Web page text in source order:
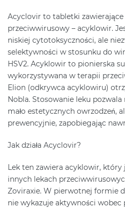
Acyclovir to tabletki
przeciwwirusowy – acyklowir.
niskiej cytotoksyczności, ale
selektywności w stosunku do
HSV2. Acyklowir to pionierska
wykorzystywana w terapii
Elion (odkrywca acyklowiru)
Nobla. Stosowanie leku
mało estetycznych owrzodzeń,
prewencyjnie, zapobiegając
Jak działa Acyclovir?
Lek ten zawiera acyklowir,
innych lekach
Zoviraxie. W pierwotnej formie
nie wykazuje aktywności